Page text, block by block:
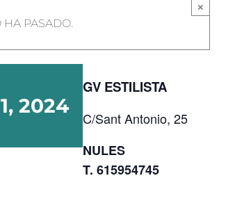
×
HA PASADO.
2024
GV ESTILISTA
C/Sant Antonio, 25
NULES
T. 615954745